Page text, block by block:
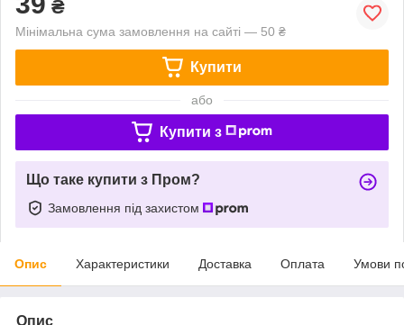
₴
Мінімальна сума замовлення на сайті — 50 ₴
Купити
або
Купити з
Що таке купити з Пром?
Замовлення під захистом
Опис Характеристики Доставка Оплата Умови
Опис